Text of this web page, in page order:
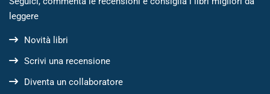
leggere
Novità libri
Scrivi una recensione
Diventa un collaboratore